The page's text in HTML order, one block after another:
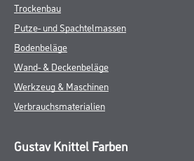
Trockenbau
Putze- und Spachtelmassen
Bodenbeläge
Wand- & Deckenbeläge
Werkzeug & Maschinen
Verbrauchsmaterialien
Gustav Knittel Farben